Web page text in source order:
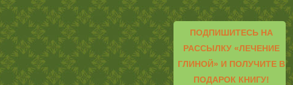
ПОДПИШИТЕСЬ НА
РАССЫЛКУ «ЛЕЧЕНИЕ
ГЛИНОЙ» И ПОЛУЧИТЕ В
ПОДАРОК КНИГУ!